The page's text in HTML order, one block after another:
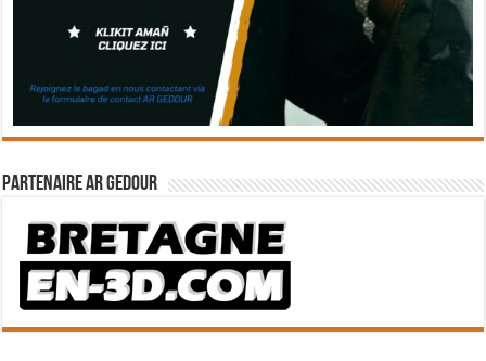
Partenaire Ar Gedour